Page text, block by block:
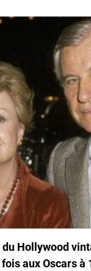
du Hollywood
aux Oscars à